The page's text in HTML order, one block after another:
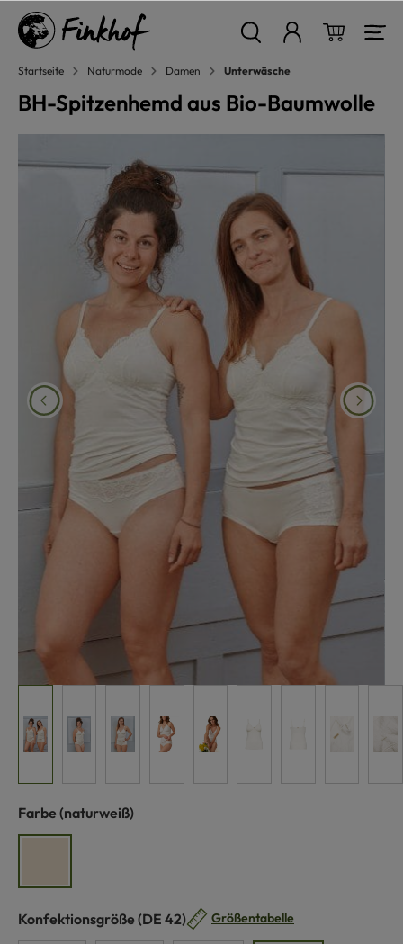
springen
Startseite Naturmode Damen Unterwäsche
BH-Spitzenhemd aus Bio-Baumwolle
Farbe auswählen
(naturweiß)
Konfektionsgröße auswählen
(DE 42) Größentabelle